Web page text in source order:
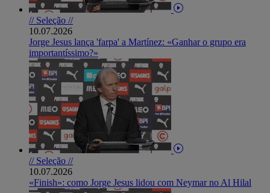
// Seleção //
10.07.2026
Jorge Jesus lança 'farpa' a Martínez: «Ganhar o grupo era
importantíssimo?»
// Seleção //
10.07.2026
«Finish»: como Jorge Jesus lidou com Neymar no Al Hilal